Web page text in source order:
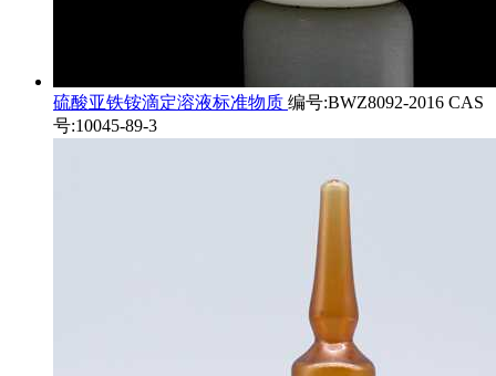
硫酸亚铁铵滴定溶液标准物质 编号:BWZ8092-2016 CAS
号:10045-89-3